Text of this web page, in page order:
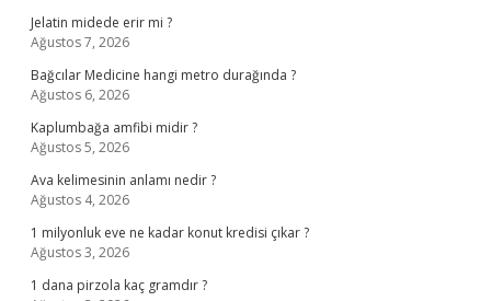
Jelatin midede erir mi ?
Ağustos 7, 2026
Bağcılar Medicine hangi metro durağında ?
Ağustos 6, 2026
Kaplumbağa amfibi midir ?
Ağustos 5, 2026
Ava kelimesinin anlamı nedir ?
Ağustos 4, 2026
1 milyonluk eve ne kadar konut kredisi çıkar ?
Ağustos 3, 2026
1 dana pirzola kaç gramdır ?